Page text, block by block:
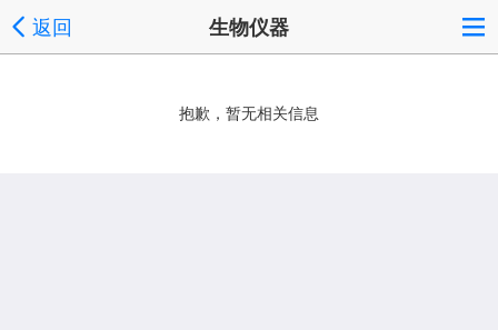
返回 生物仪器
抱歉，暂无相关信息